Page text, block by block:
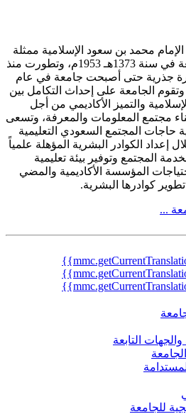
محمد بن سعود الإسلامية ممثلة
في كلية الشريعة في سنة 1373هـ 1953م، وتطورت منذ
جذرية حتى أصبحت جامعة في عام
- 1974م ، وتقوم الجامعة على إحداث التكامل بين
الإسلامية والتميز الأكاديمي من أجل
مجتمع المعلومات والمعرفة، وتسعى
حاجات المجتمع السعودي التعليمية
إعداد الكوادر البشرية المؤهلة علمياً
المجتمع وتوفير بيئة تعليمية
المؤسسة الأكاديمية والمضي
كوادرها البشرية.
...
التابعة
للجامعة